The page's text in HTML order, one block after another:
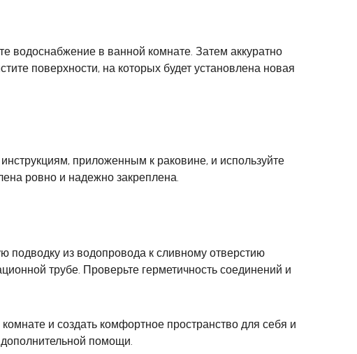
водоснабжение в ванной комнате. Затем аккуратно
поверхности, на которых будет установлена новая
приложенным к раковине, и используйте
ровно и надежно закреплена.
подводку из водопровода к сливному отверстию
трубе. Проверьте герметичность соединений и
и создать комфортное пространство для себя и
помощи.